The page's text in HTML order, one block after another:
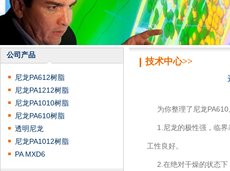
公司产品
尼龙PA612树脂
尼龙PA1212树脂
尼龙PA1010树脂
尼龙PA610树脂
透明尼龙
尼龙PA1012树脂
PA MXD6
技术中心>>
为你整理了尼龙
1.尼龙的极性强，临界
工性良好。
2.在绝对干燥的状态下